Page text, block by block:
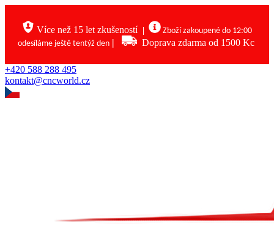
Více než 15 let zkušeností
Zboží zakoupené do 12:00
odesíláme ještě tentýž den | Doprava zdarma od 1500 Kc
+420 588 288 495
kontakt@cncworld.cz